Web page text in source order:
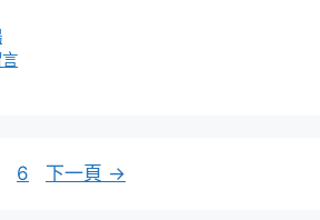
頁
6 下一頁 →